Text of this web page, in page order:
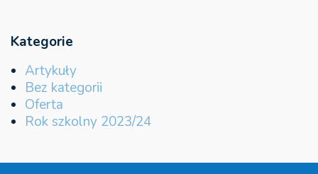
Kategorie
Artykuły
Bez kategorii
Oferta
Rok szkolny 2023/24